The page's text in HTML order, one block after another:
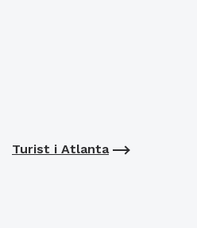
Turist i Atlanta